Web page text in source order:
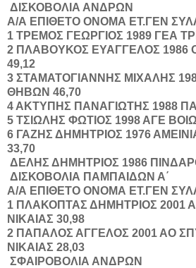
ΔΙΣΚΟΒΟΛΙΑ ΑΝΔΡΩΝ
Α/Α ΕΠΙΘΕΤΟ ΟΝΟΜΑ ΕΤ.ΓΕΝ
1 ΤΡΕΜΟΣ ΓΕΩΡΓΙΟΣ 1989 ΓΕΑ
2 ΠΛΑΒΟΥΚΟΣ ΕΥΑΓΓΕΛΟΣ 1986
49,12
3 ΣΤΑΜΑΤΟΓΙΑΝΝΗΣ ΜΙΧΑΛΗΣ
ΘΗΒΩΝ 46,70
4 ΑΚΤΥΠΗΣ ΠΑΝΑΓΙΩΤΗΣ 1988
5 ΤΣΙΩΛΗΣ ΦΩΤΙΟΣ 1998 ΑΓΕ
6 ΓΑΖΗΣ ΔΗΜΗΤΡΙΟΣ 1976
33,70
ΔΕΛΗΣ ΔΗΜΗΤΡΙΟΣ 1986
ΔΙΣΚΟΒΟΛΙΑ ΠΑΜΠΑΙΔΩΝ Α΄
Α/Α ΕΠΙΘΕΤΟ ΟΝΟΜΑ ΕΤ.ΓΕΝ
1 ΠΛΑΚΟΠΤΑΣ ΔΗΜΗΤΡΙΟΣ 2001
ΝΙΚΑΙΑΣ 30,98
2 ΠΑΠΑΛΟΣ ΑΓΓΕΛΟΣ 2001 ΑΟ
ΝΙΚΑΙΑΣ 28,03
ΣΦΑΙΡΟΒΟΛΙΑ ΑΝΔΡΩΝ